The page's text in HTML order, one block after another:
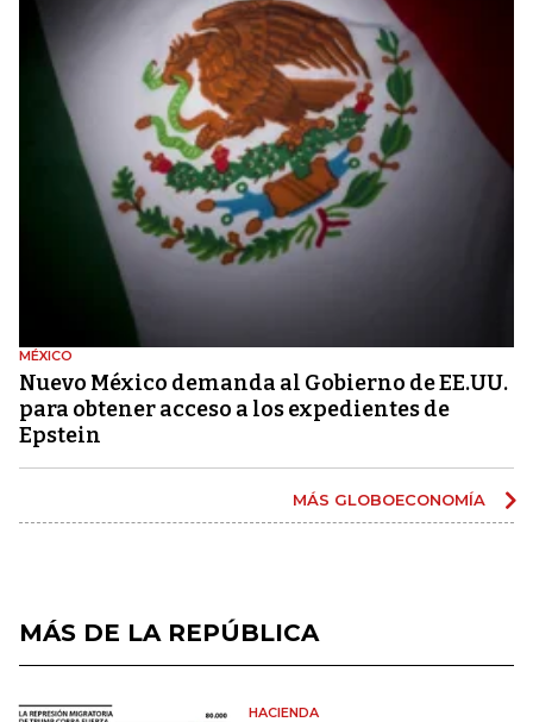
MÉXICO
Nuevo México demanda al Gobierno de EE.UU.
para obtener acceso a los expedientes de
Epstein
MÁS GLOBOECONOMÍA
MÁS DE LA REPÚBLICA
HACIENDA